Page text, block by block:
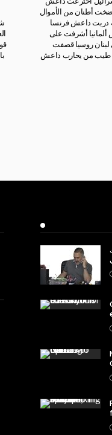
أطنان من الأموال
دربت داعش فرنسا
أشرفت على
روسيا قصفت
طيب من يحارب داعش